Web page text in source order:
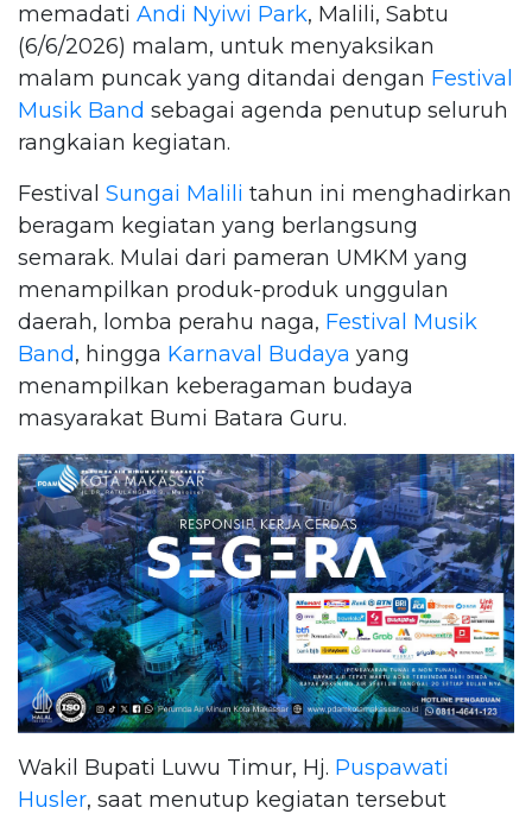
memadati Andi Nyiwi Park, Malili, Sabtu
(6/6/2026) malam, untuk menyaksikan
malam puncak yang ditandai dengan Festival
Musik Band sebagai agenda penutup seluruh
rangkaian kegiatan.
Festival Sungai Malili tahun ini menghadirkan
beragam kegiatan yang berlangsung
semarak. Mulai dari pameran UMKM yang
menampilkan produk-produk unggulan
daerah, lomba perahu naga, Festival Musik
Band, hingga Karnaval Budaya yang
menampilkan keberagaman budaya
masyarakat Bumi Batara Guru.
Wakil Bupati Luwu Timur, Hj. Puspawati
Husler, saat menutup kegiatan tersebut